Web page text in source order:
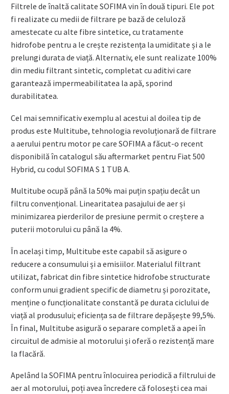
Filtrele de înaltă calitate SOFIMA vin în două tipuri. Ele pot
fi realizate cu medii de filtrare pe bază de celuloză
amestecate cu alte fibre sintetice, cu tratamente
hidrofobe pentru a le crește rezistența la umiditate și a le
prelungi durata de viață. Alternativ, ele sunt realizate 100%
din mediu filtrant sintetic, completat cu aditivi care
garantează impermeabilitatea la apă, sporind
durabilitatea.
Cel mai semnificativ exemplu al acestui al doilea tip de
produs este Multitube, tehnologia revoluționară de filtrare
a aerului pentru motor pe care SOFIMA a făcut-o recent
disponibilă în catalogul său aftermarket pentru Fiat 500
Hybrid, cu codul SOFIMA S 1 TUB A.
Multitube ocupă până la 50% mai puțin spațiu decât un
filtru convențional. Linearitatea pasajului de aer și
minimizarea pierderilor de presiune permit o creștere a
puterii motorului cu până la 4%.
În același timp, Multitube este capabil să asigure o
reducere a consumului și a emisiilor. Materialul filtrant
utilizat, fabricat din fibre sintetice hidrofobe structurate
conform unui gradient specific de diametru și porozitate,
menține o funcționalitate constantă pe durata ciclului de
viață al produsului; eficiența sa de filtrare depășește 99,5%.
În final, Multitube asigură o separare completă a apei în
circuitul de admisie al motorului și oferă o rezistență mare
la flacără.
Apelând la SOFIMA pentru înlocuirea periodică a filtrului de
aer al motorului, poți avea încredere că folosești cea mai